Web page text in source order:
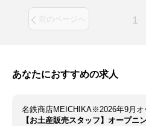
前のページへ 1
あなたにおすすめの求人
名鉄商店MEICHIKA※2026年9月オ
【お土産販売スタッフ】オープニ